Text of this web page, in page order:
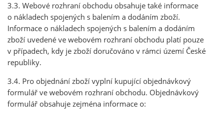
3.3. Webové rozhraní obchodu obsahuje také informace
o nákladech spojených s balením a dodáním zboží.
Informace o nákladech spojených s balením a dodáním
zboží uvedené ve webovém rozhraní obchodu platí pouze
v případech, kdy je zboží doručováno v rámci území České
republiky.
3.4. Pro objednání zboží vyplní kupující objednávkový
formulář ve webovém rozhraní obchodu. Objednávkový
formulář obsahuje zejména informace o: